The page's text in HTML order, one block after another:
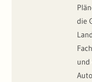
die
und